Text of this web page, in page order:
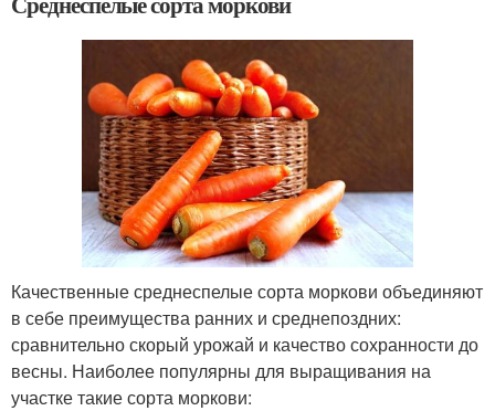
Качественные среднеспелые сорта моркови объединяют
в себе преимущества ранних и среднепоздних:
сравнительно скорый урожай и качество сохранности до
весны. Наиболее популярны для выращивания на
участке такие сорта моркови: